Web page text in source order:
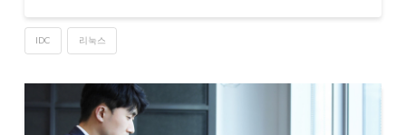
IDC 리눅스